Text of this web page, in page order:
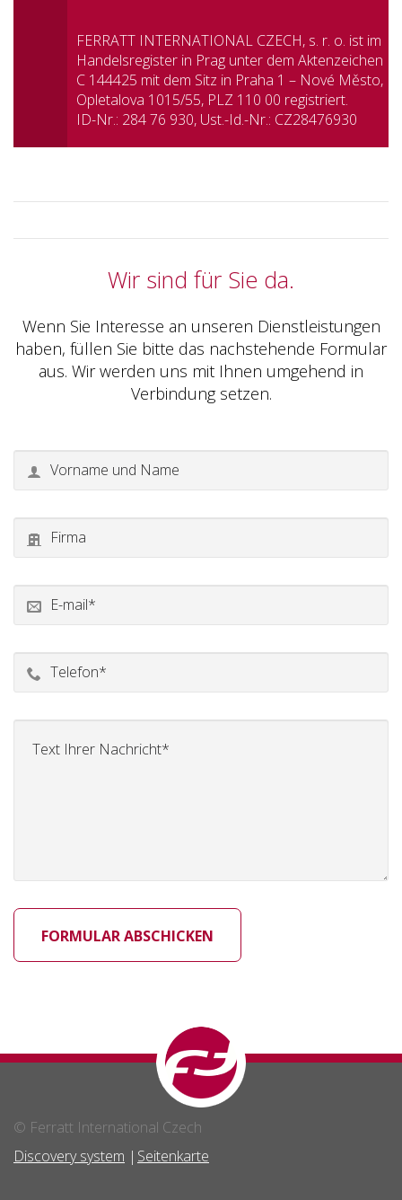
FERRATT INTERNATIONAL CZECH, s. r. o. ist im
Handelsregister in Prag unter dem Aktenzeichen
C 144425 mit dem Sitz in Praha 1 – Nové Město,
Opletalova 1015/55, PLZ 110 00 registriert.
ID-Nr.: 284 76 930, Ust.-Id.-Nr.: CZ28476930
Wir sind für Sie da.
Wenn Sie Interesse an unseren Dienstleistungen
haben, füllen Sie bitte das nachstehende Formular
aus. Wir werden uns mit Ihnen umgehend in
Verbindung setzen.
© Ferratt International Czech
Discovery system
Seitenkarte